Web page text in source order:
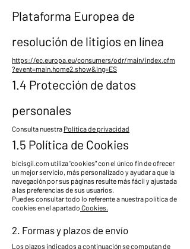
Plataforma Europea de
resolución de litigios en línea
https://ec.europa.eu/consumers/odr/main/index.cfm
?event=main.home2.show&lng=ES
1.4 Protección de datos
personales
Consulta nuestra Política de privacidad
1.5 Política de Cookies
bicisgil.com utiliza "cookies" con el único fin de ofrecer
un mejor servicio, más personalizado y ayudar a que la
navegación por sus páginas resulte más fácil y ajustada
a las preferencias de sus usuarios.
Puedes consultar todo lo referente a nuestra política de
cookies en el apartado Cookies.
2. Formas y plazos de envío
Los plazos indicados a continuación se computan de